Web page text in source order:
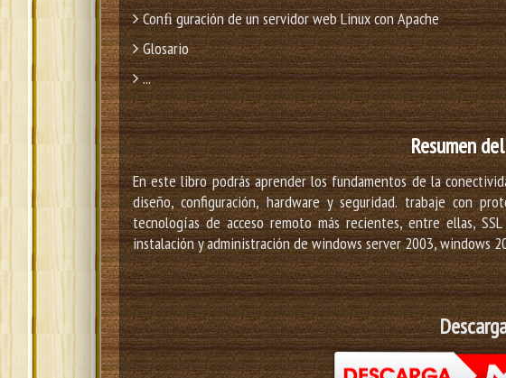
Conﬁ guración de un servidor web Linux con Apache
Glosario
...
Resumen
En este libro podrás aprender los fundamentos de la
diseño, configuración, hardware y seguridad. trabaje con
tecnologías de acceso remoto más recientes, entre ellas,
instalación y administración de windows server 2003, windows